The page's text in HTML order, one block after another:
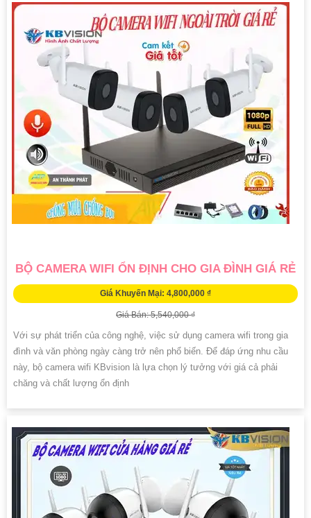
BỘ CAMERA WIFI ỔN ĐỊNH CHO GIA ĐÌNH GIÁ RẺ
Giá Khuyến Mại: 4,800,000 ₫
Giá Bán: 5,540,000 ₫
Với sự phát triển của công nghệ, việc sử dụng camera wifi trong gia
đình và văn phòng ngày càng trở nên phổ biến. Để đáp ứng nhu cầu
này, bộ camera wifi KBvision là lựa chọn lý tưởng với giá cả phải
chăng và chất lượng ổn định